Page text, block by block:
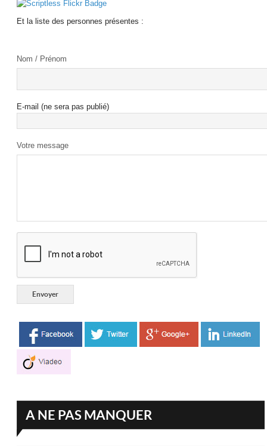
Et la liste des personnes présentes :
Nom / Prénom
E-mail (ne sera pas publié)
Votre message
A NE PAS MANQUER